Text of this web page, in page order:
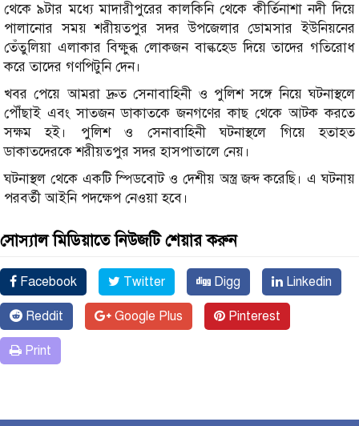
থেকে ৯টার মধ্যে মাদারীপুরের কালকিনি থেকে কীর্তিনাশা নদী দিয়ে
পালানোর সময় শরীয়তপুর সদর উপজেলার ডোমসার ইউনিয়নের
তেঁতুলিয়া এলাকার বিক্ষুব্ধ লোকজন বাল্কহেড দিয়ে তাদের গতিরোধ
করে তাদের গণপিটুনি দেন।
খবর পেয়ে আমরা দ্রুত সেনাবাহিনী ও পুলিশ সঙ্গে নিয়ে ঘটনাস্থলে
পৌঁছাই এবং সাতজন ডাকাতকে জনগণের কাছ থেকে আটক করতে
সক্ষম হই। পুলিশ ও সেনাবাহিনী ঘটনাস্থলে গিয়ে হতাহত
ডাকাতদেরকে শরীয়তপুর সদর হাসপাতালে নেয়।
ঘটনাস্থল থেকে একটি স্পিডবোট ও দেশীয় অস্ত্র জব্দ করেছি। এ ঘটনায়
পরবর্তী আইনি পদক্ষেপ নেওয়া হবে।
সোস্যাল মিডিয়াতে নিউজটি শেয়ার করুন
Facebook Twitter Digg Linkedin
Reddit Google Plus Pinterest
Print